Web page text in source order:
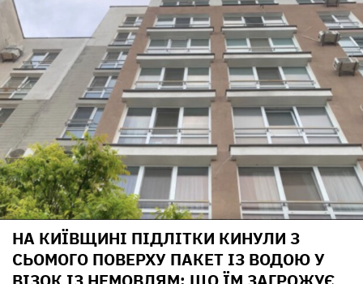
НА КИЇВЩИНІ ПІДЛІТКИ КИНУЛИ З
СЬОМОГО ПОВЕРХУ ПАКЕТ ІЗ ВОДОЮ У